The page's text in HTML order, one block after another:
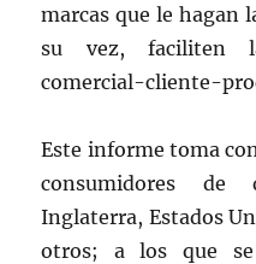
marcas que le hagan
su vez, faciliten
comercial-cliente-
Este informe toma
consumidores de
Inglaterra, Estados
otros; a los que